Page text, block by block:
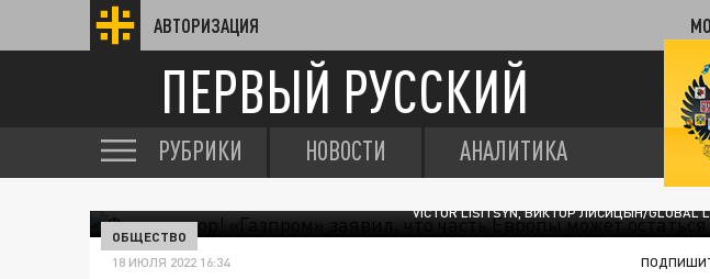
АВТОРИЗАЦИЯ
ПЕРВЫЙ РУССКИЙ
РУБРИКИ НОВОСТИ АНАЛИТИКА
VICTOR LISITSYN, ВИКТОР ЛИСИЦЫН/GLOBAL
ОБЩЕСТВО
18 ИЮЛЯ 2022 16:34